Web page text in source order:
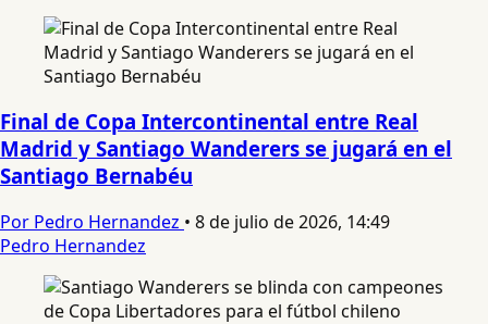
Final de Copa Intercontinental entre Real
Madrid y Santiago Wanderers se jugará en el
Santiago Bernabéu
Por Pedro Hernandez • 8 de julio de 2026, 14:49
Pedro Hernandez